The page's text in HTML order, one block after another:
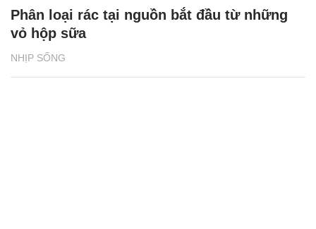
NHỊP SỐNG
Phân loại rác tại nguồn bắt đầu từ những
vỏ hộp sữa